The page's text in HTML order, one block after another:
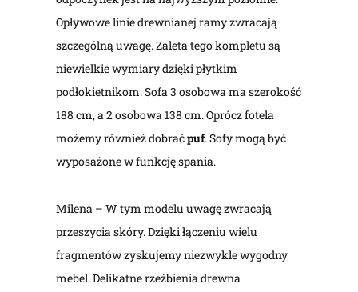
Opływowe linie drewnianej ramy zwracają
szczególną uwagę. Zaleta tego kompletu są
niewielkie wymiary dzięki płytkim
podłokietnikom. Sofa 3 osobowa ma szerokość
188 cm, a 2 osobowa 138 cm. Oprócz fotela
możemy również dobraćpuf. Sofy mogą być
wyposażone w funkcję spania.
Milena – W tym modelu uwagę zwracają
przeszycia skóry. Dzięki łączeniu wielu
fragmentów zyskujemy niezwykle wygodny
mebel. Delikatne rzeźbienia drewna